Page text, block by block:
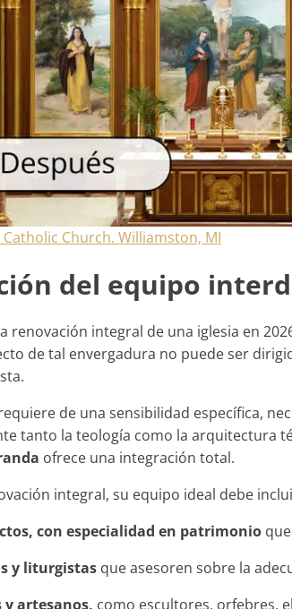
Catholic Church. Williamston, MI
del equipo
renovación integral de una iglesia en
de tal envergadura no puede ser
de una sensibilidad específica,
tanto la teología como la arquitectura
ofrece una integración total.
integral, su equipo ideal debe
con especialidad en patrimonio
y liturgistas que asesoren sobre la
artesanos, como escultores, orfebres,